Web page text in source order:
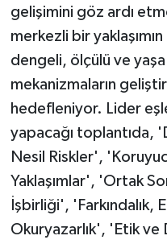
gelişimini göz ardı
merkezli bir
dengeli, ölçülü ve
mekanizmaların
hedefleniyor. Lider
yapacağı toplantıda,
Nesil Riskler',
Yaklaşımlar', 'Ortak
İşbirliği', 'Farkındalık,
Okuryazarlık', 'Etik ve